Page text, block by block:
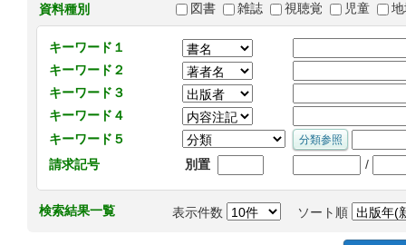
資料種別 図書 雑誌 視聴覚 児童
キーワード１
キーワード２
キーワード３
キーワード４
キーワード５
請求記号
別置 /
検索結果一覧 表示件数 ソート順